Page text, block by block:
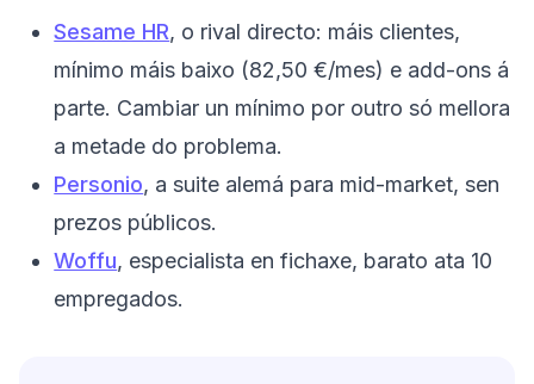
Sesame HR, o rival directo: máis clientes,
mínimo máis baixo (82,50 €/mes) e add-ons á
parte. Cambiar un mínimo por outro só mellora
a metade do problema.
Personio, a suite alemá para mid-market, sen
prezos públicos.
Woffu, especialista en fichaxe, barato ata 10
empregados.